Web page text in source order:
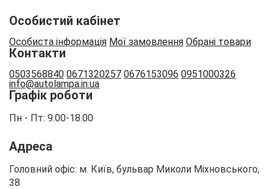
Особистий кабінет
Особиста інформація Мої замовлення Обрані товари
Контакти
0503568840 0671320257 0676153096 0951000326
info@autolampa.in.ua
Графік роботи
Пн - Пт: 9.00-18.00
Адреса
Головний офіс: м. Київ, бульвар Миколи Міхновського,
38